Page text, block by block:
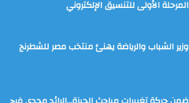
المرحلة الأولى للتنسيق الإلكتروني
وزير الشباب والرياضة يهنئ منتخب مصر للشطرنج